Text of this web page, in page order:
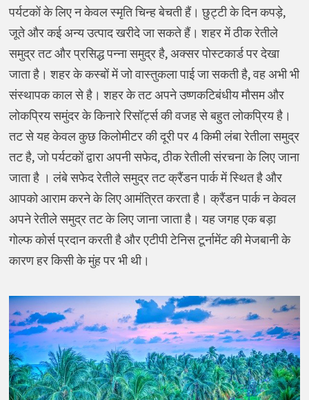
पर्यटकों के लिए न केवल स्मृति चिन्ह बेचती हैं। छुट्टी के दिन कपड़े,
जूते और कई अन्य उत्पाद खरीदे जा सकते हैं। शहर में ठीक रेतीले
समुद्र तट और प्रसिद्ध पन्ना समुद्र है, अक्सर पोस्टकार्ड पर देखा
जाता है। शहर के कस्बों में जो वास्तुकला पाई जा सकती है, वह अभी भी
संस्थापक काल से है। शहर के तट अपने उष्णकटिबंधीय मौसम और
लोकप्रिय समुंदर के किनारे रिसॉर्ट्स की वजह से बहुत लोकप्रिय है।
तट से यह केवल कुछ किलोमीटर की दूरी पर 4 किमी लंबा रेतीला समुद्र
तट है, जो पर्यटकों द्वारा अपनी सफेद, ठीक रेतीली संरचना के लिए जाना
जाता है । लंबे सफेद रेतीले समुद्र तट क्रैंडन पार्क में स्थित है और
आपको आराम करने के लिए आमंत्रित करता है। क्रैंडन पार्क न केवल
अपने रेतीले समुद्र तट के लिए जाना जाता है। यह जगह एक बड़ा
गोल्फ कोर्स प्रदान करती है और एटीपी टेनिस टूर्नामेंट की मेजबानी के
कारण हर किसी के मुंह पर भी थी।